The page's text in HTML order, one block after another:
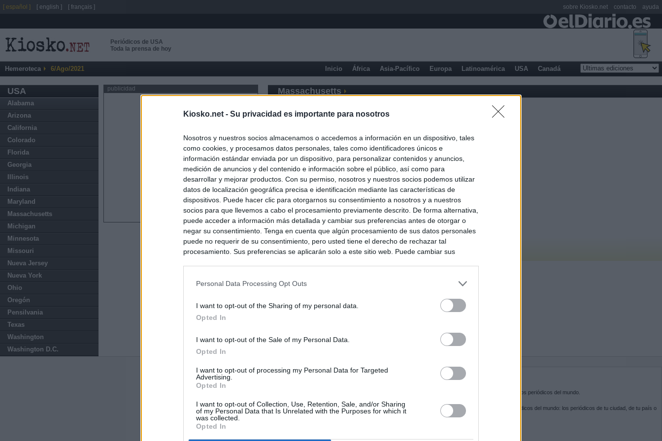
Kiosko.net - Su privacidad es importante para nosotros
Nosotros y nuestros socios almacenamos o accedemos a información en un dispositivo, tales
como cookies, y procesamos datos personales, tales como identificadores únicos e
información estándar enviada por un dispositivo, para personalizar contenidos y anuncios,
medición de anuncios y del contenido e información sobre el público, así como para
desarrollar y mejorar productos. Con su permiso, nosotros y nuestros socios podemos utilizar
datos de localización geográfica precisa e identificación mediante las características de
dispositivos. Puede hacer clic para otorgarnos su consentimiento a nosotros y a nuestros
socios para que llevemos a cabo el procesamiento previamente descrito. De forma alternativa,
puede acceder a información más detallada y cambiar sus preferencias antes de otorgar o
negar su consentimiento. Tenga en cuenta que algún procesamiento de sus datos personales
puede no requerir de su consentimiento, pero usted tiene el derecho de rechazar tal
procesamiento. Sus preferencias se aplicarán solo a este sitio web. Puede cambiar sus
Personal Data Processing Opt Outs
I want to opt-out of the Sharing of my personal data.
Opted In
I want to opt-out of the Sale of my Personal Data.
Opted In
I want to opt-out of processing my Personal Data for Targeted
Advertising.
Opted In
I want to opt-out of Collection, Use, Retention, Sale, and/or Sharing
of my Personal Data that Is Unrelated with the Purposes for which it
was collected.
Opted In
Periódicos de USA
Toda la prensa de hoy
Hemeroteca 6/Ago/2021 Inicio África Asia-Pacífico Europa Latinoamérica USA Canadá
USA
Alabama
Arizona
California
Colorado
Florida
Georgia
Illinois
Indiana
Maryland
Massachusetts
Michigan
Minnesota
Missouri
Nueva Jersey
Nueva York
Ohio
Oregón
Pensilvania
Texas
Washington
Washington D.C.
publicidad Massachusetts
Últimas noticias
uso personal: "Sería muy poco inteligente"
El Gobierno de Ayuso compró el ático de Chamberí por 6,3 millones de euros
SOBRE KIOSKO.NET
es la puerta de entrada a los periódicos del mundo.
Navega por las portadas de los periódicos del mundo: los periódicos de tu ciudad, de tu país o
del otro extremo del mundo.
[ español ] [ english ] [ français ] sobre Kiosko.net contacto ayuda